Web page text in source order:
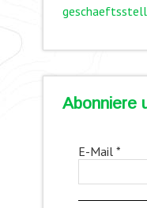
Abonniere
E-Mail *